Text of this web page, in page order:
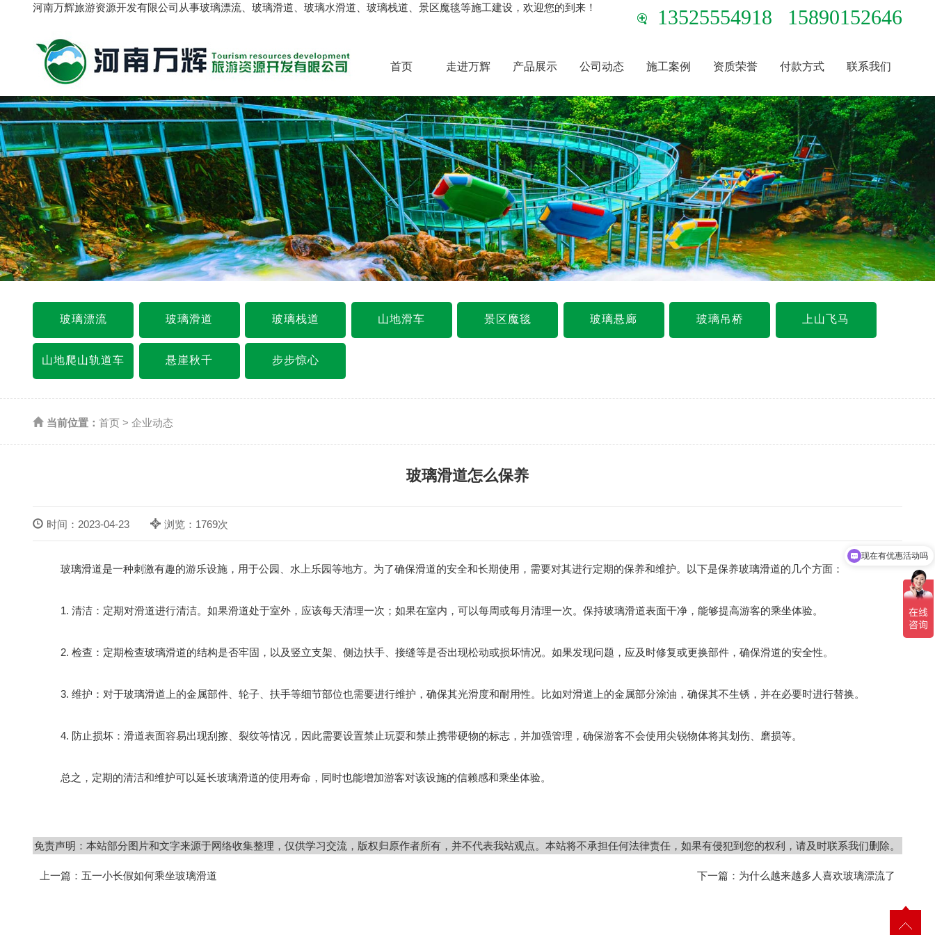
河南万辉旅游资源开发有限公司从事玻璃漂流、玻璃滑道、玻璃水滑道、玻璃栈道、景区魔毯等施工建设，欢迎您的到来！ 13525554918 15890152646
首页 走进万辉 产品展示 公司动态 施工案例 资质荣誉 付款方式 联系我们
玻璃漂流 玻璃滑道 玻璃栈道 山地滑车 景区魔毯 玻璃悬廊 玻璃吊桥 上山飞马
山地爬山轨道车 悬崖秋千 步步惊心
当前位置： 首页 > 企业动态
玻璃滑道怎么保养
时间：2023-04-23 浏览：1769次
玻璃滑道是一种刺激有趣的游乐设施，用于公园、水上乐园等地方。为了确保滑道的安全和长期使用，需要对其进行定期的保养和维护。以下是保养玻璃滑道的几个方面：
1. 清洁：定期对滑道进行清洁。如果滑道处于室外，应该每天清理一次；如果在室内，可以每周或每月清理一次。保持玻璃滑道表面干净，能够提高游客的乘坐体验。
2. 检查：定期检查玻璃滑道的结构是否牢固，以及竖立支架、侧边扶手、接缝等是否出现松动或损坏情况。如果发现问题，应及时修复或更换部件，确保滑道的安全性。
3. 维护：对于玻璃滑道上的金属部件、轮子、扶手等细节部位也需要进行维护，确保其光滑度和耐用性。比如对滑道上的金属部分涂油，确保其不生锈，并在必要时进行替换。
4. 防止损坏：滑道表面容易出现刮擦、裂纹等情况，因此需要设置禁止玩耍和禁止携带硬物的标志，并加强管理，确保游客不会使用尖锐物体将其划伤、磨损等。
总之，定期的清洁和维护可以延长玻璃滑道的使用寿命，同时也能增加游客对该设施的信赖感和乘坐体验。
免责声明：本站部分图片和文字来源于网络收集整理，仅供学习交流，版权归原作者所有，并不代表我站观点。本站将不承担任何法律责任，如果有侵犯到您的权利，请及时联系我们删除。
上一篇： 五一小长假如何乘坐玻璃滑道 下一篇： 为什么越来越多人喜欢玻璃漂流了
现在有优惠活动吗